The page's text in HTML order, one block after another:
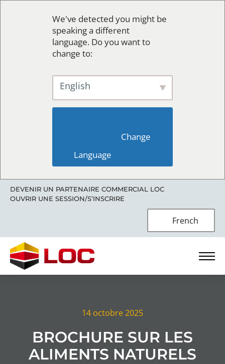
We've detected you might be
speaking a different
language. Do you want to
change to:
English
Language
DEVENIR UN PARTENAIRE COMMERCIAL LOC
OUVRIR UNE SESSION/S’INSCRIRE
French
14 octobre 2025
BROCHURE SUR LES
ALIMENTS NATURELS